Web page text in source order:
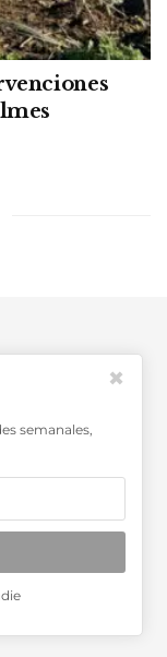
semanales,
✖